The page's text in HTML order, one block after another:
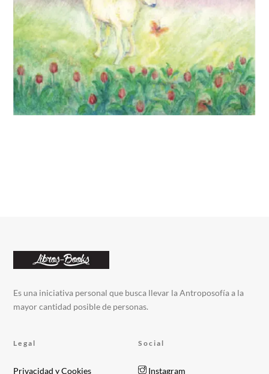
Es una iniciativa personal que busca llevar la Antroposofía a la
mayor cantidad posible de personas.
Legal
Privacidad y Cookies
Social
Instagram